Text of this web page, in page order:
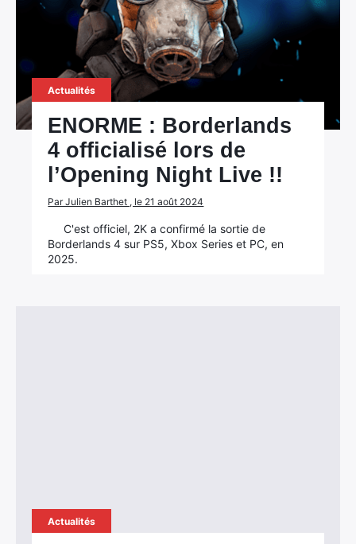
Actualités
ENORME : Borderlands
4 officialisé lors de
l’Opening Night Live !!
Par Julien Barthet , le 21 août 2024
C'est officiel, 2K a confirmé la sortie de
Borderlands 4 sur PS5, Xbox Series et PC, en
2025.
Actualités
Rechercher